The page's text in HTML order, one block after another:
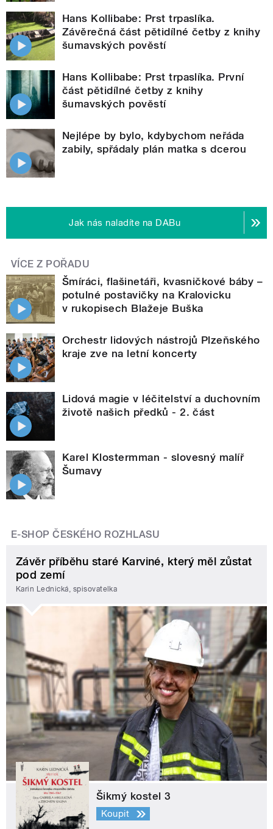
Hans Kollibabe: Prst trpaslíka.
Závěrečná část pětidílné četby z knihy
šumavských pověstí
Hans Kollibabe: Prst trpaslíka. První
část pětidílné četby z knihy
šumavských pověstí
Nejlépe by bylo, kdybychom neřáda
zabily, spřádaly plán matka s dcerou
Jak nás naladíte na DABu
VÍCE Z POŘADU
Šmíráci, flašinetáři, kvasničkové báby –
potulné postavičky na Kralovicku
v rukopisech Blažeje Buška
Orchestr lidových nástrojů Plzeňského
kraje zve na letní koncerty
Lidová magie v léčitelství a duchovním
životě našich předků - 2. část
Karel Klostermman - slovesný malíř
Šumavy
E-SHOP ČESKÉHO ROZHLASU
Závěr příběhu staré Karviné, který měl zůstat
pod zemí
Karin Lednická, spisovatelka
Šikmý kostel 3
Koupit